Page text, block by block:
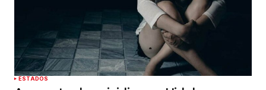
Guardar mi nombre, correo electrónico y sitio
web en este navegador para la próxima vez que
haga un comentario.
Enviar comentario
ESTADOS